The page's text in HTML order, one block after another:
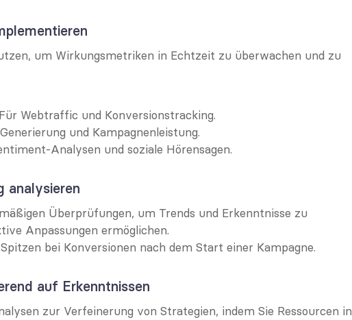
um Wirkungsmetriken in Echtzeit zu überwachen und zu
Für Webtraffic und Konversionstracking.
und Kampagnenleistung.
Analysen und soziale Hörensagen.
analysieren
Überprüfungen, um Trends und Erkenntnisse zu
Anpassungen ermöglichen.
bei Konversionen nach dem Start einer Kampagne.
auf Erkenntnissen
zur Verfeinerung von Strategien, indem Sie Ressourcen in